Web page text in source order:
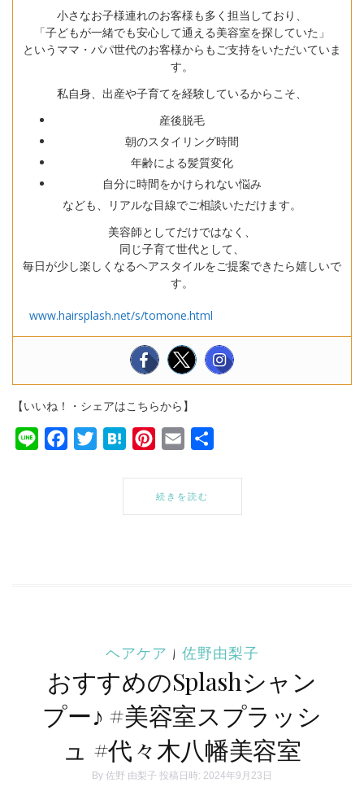
小さなお子様連れのお客様も多く担当しており、
「子どもが一緒でも安心して通える美容室を探していた」
というママ・パパ世代のお客様からもご支持をいただいていま
す。
私自身、出産や子育てを経験しているからこそ、
産後脱毛
朝のスタイリング時間
年齢による髪質変化
自分に時間をかけられない悩み
なども、リアルな目線でご相談いただけます。
美容師としてだけではなく、
同じ子育て世代として、
毎日が少し楽しくなるヘアスタイルをご提案できたら嬉しいで
す。
www.hairsplash.net/s/tomone.html
【いいね！・シェアはこちらから】
Line FacebookTwitterHatenaPinterest
Email
続きを読む
ヘアケア | 佐野由梨子
おすすめのSplashシャン
プー♪ #美容室スプラッシ
ュ #代々木八幡美容室
By 佐野 由梨子 投稿日時: 2024年9月23日